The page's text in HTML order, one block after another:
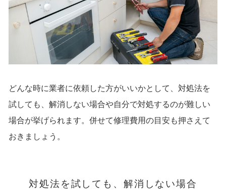
どんな時に業者に依頼した方がいいかとして、対処法を
試しても、解消しない場合や自分で対処するのが難しい
場合が挙げられます。併せて修理費用の目安も押さえて
おきましょう。
対処法を試しても、解消しない場合